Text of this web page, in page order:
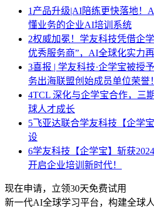
1 产品升级|AI陪练更快落地
懂业务的企业AI培训系统
2权威加冕！学友科技凭借企
优秀服务商”，AI全球化实力再
3喜报 | 学友科技·企学宝被授
务出海联盟创始成员单位荣誉！
4TCL 深化与企学宝合作，三
球人才成长
5飞亚达联合学友科技【企学
设
6学友科技【企学宝】斩获
开启企业培训新时代！
现在申请，立领30天免费试用
新一代AI全球学习平台，构建全球